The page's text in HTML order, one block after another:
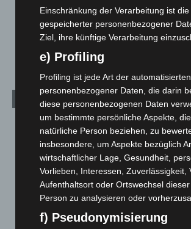
5. August 2026
Anklage nach Abschaltung von „Archetyp
Kategorien
Blaulicht
Corona-News
Hannover und Region
Langenhagen und Ortsteile
Leserbriefe
Menschen
Einschränkung der Verarbeitung ist
gespeicherter personenbezogener
Ziel, ihre künftige Verarbeitung
e) Profiling
Profiling ist jede Art der
personenbezogener Daten, die darin
diese personenbezogenen Daten
um bestimmte persönliche Aspekte,
natürliche Person beziehen, zu
insbesondere, um Aspekte bezüglich
wirtschaftlicher Lage, Gesundheit,
Vorlieben, Interessen, Zuverlässigkeit,
Aufenthaltsort oder Ortswechsel
Person zu analysieren oder
f) Pseudonymisierung